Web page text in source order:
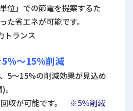
位」での節電を提案するた
た省エネが可能です。
トランス
5%～15%削減
5～15%の削減効果が見込め
収が可能です。 ※5％削減